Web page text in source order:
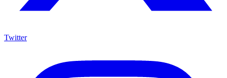
Twitter